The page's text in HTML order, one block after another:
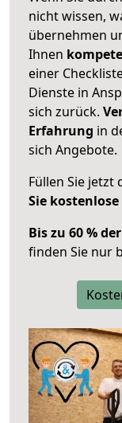
nicht wissen,
übernehmen
Ihnen
einer
Dienste in
sich zurück.
Erfahrung in
sich Angebote.
Füllen Sie jetzt
Sie
Bis zu 60 %
finden Sie nur